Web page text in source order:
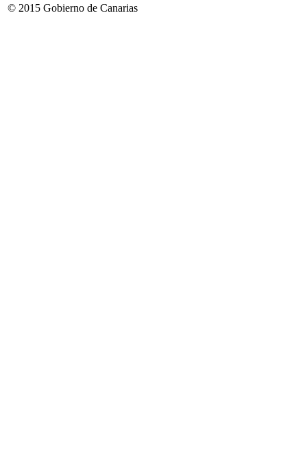
© 2015 Gobierno de Canarias